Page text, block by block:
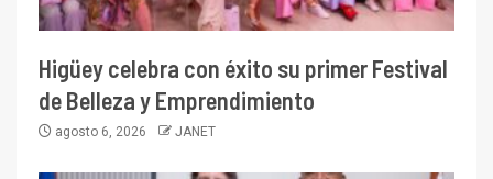
Higüey celebra con éxito su primer Festival
de Belleza y Emprendimiento
agosto 6, 2026 JANET